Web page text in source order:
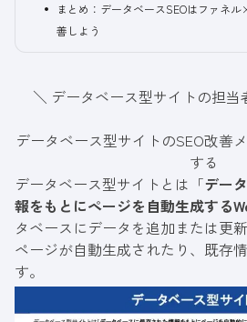
まとめ：データベースSEOはファネ
善しよう
＼ データベース型サイトの担
データベース型サイトのSEO改善
する
データベース型サイトとは「デー
報をもとにページを自動生成する
タベースにデータを追加または更
ページが自動生成されたり、既存
す。